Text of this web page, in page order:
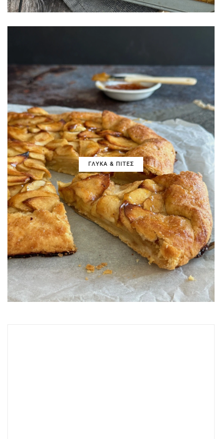
ΓΛΥΚΑ & ΠΙΤΕΣ